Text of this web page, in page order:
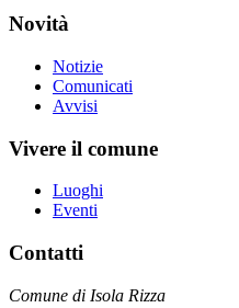
Novità
Notizie
Comunicati
Avvisi
Vivere il comune
Luoghi
Eventi
Contatti
Comune di Isola Rizza